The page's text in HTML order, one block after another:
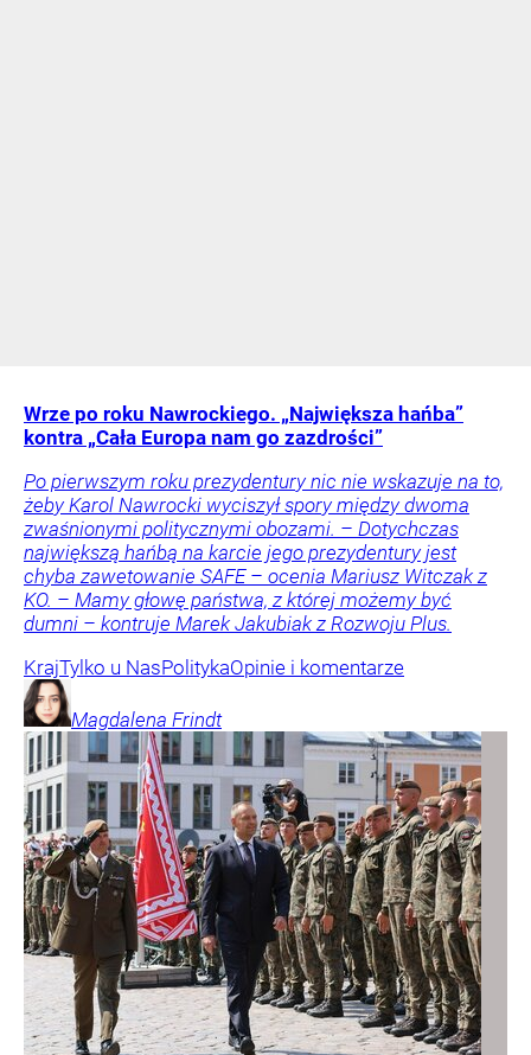
Wrze po roku Nawrockiego. „Największa hańba”
kontra „Cała Europa nam go zazdrości”
Po pierwszym roku prezydentury nic nie wskazuje na to,
żeby Karol Nawrocki wyciszył spory między dwoma
zwaśnionymi politycznymi obozami. – Dotychczas
największą hańbą na karcie jego prezydentury jest
chyba zawetowanie SAFE – ocenia Mariusz Witczak z
KO. – Mamy głowę państwa, z której możemy być
dumni – kontruje Marek Jakubiak z Rozwoju Plus.
KrajTylko u NasPolitykaOpinie i komentarze
Magdalena Frindt